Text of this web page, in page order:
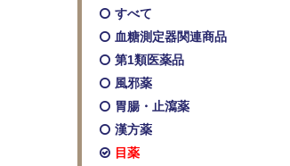
すべて
血糖測定器関連商品
第1類医薬品
風邪薬
胃腸・止瀉薬
漢方薬
目薬